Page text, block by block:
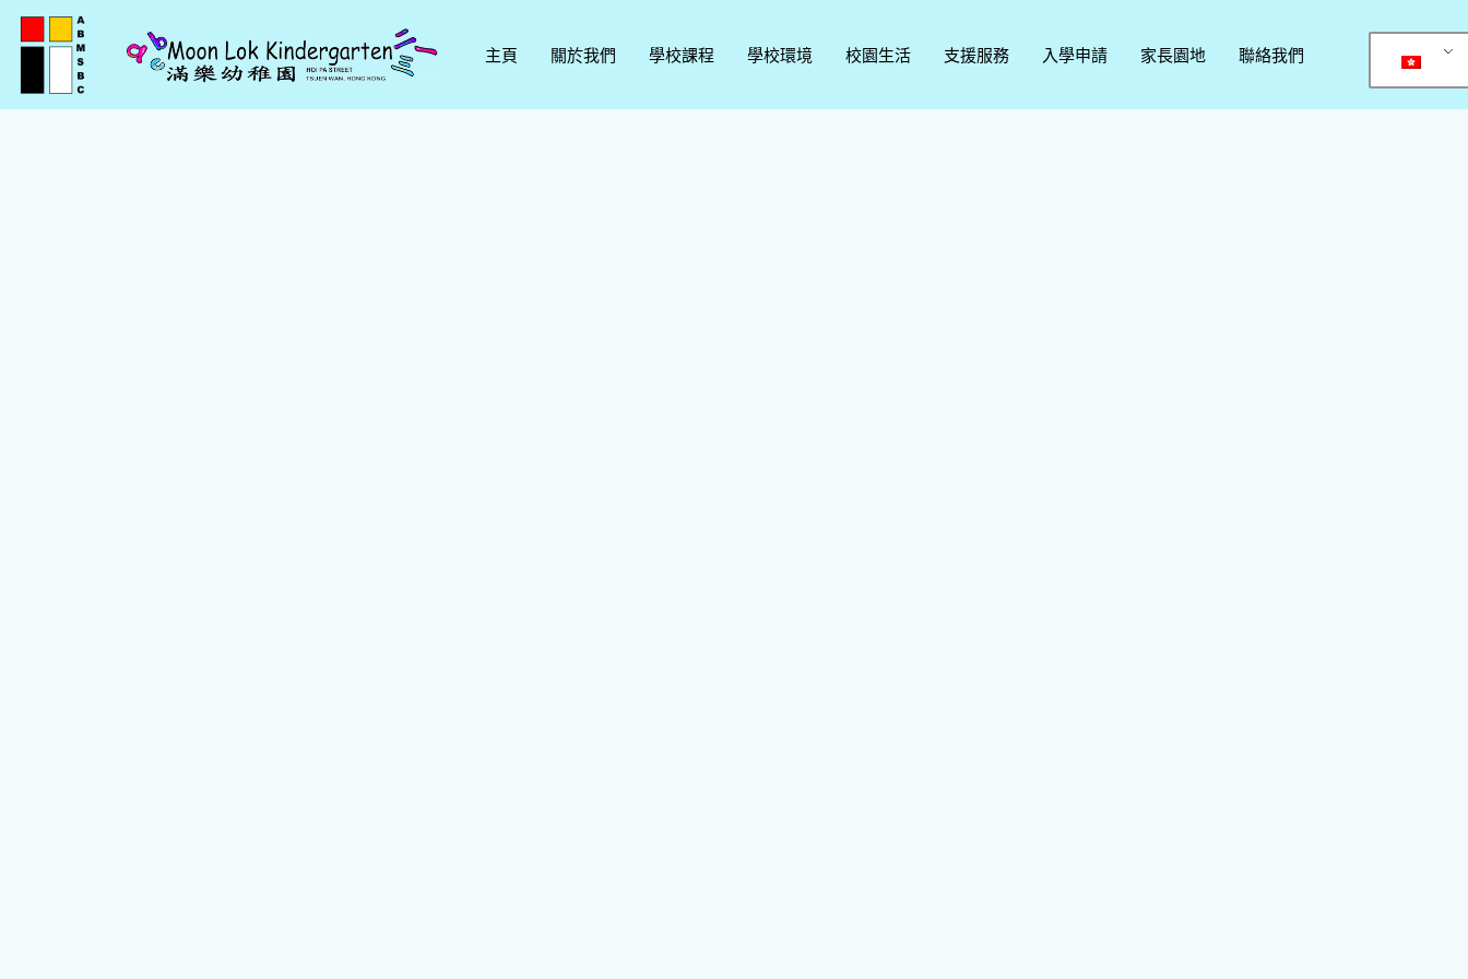
主頁 關於我們 學校課程 學校環境 校園生活 支援服務 入學申請 家長園地 聯絡我們